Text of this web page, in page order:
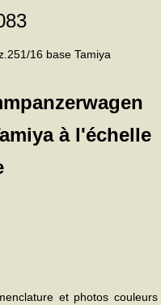
à l'échelle
et photos couleurs